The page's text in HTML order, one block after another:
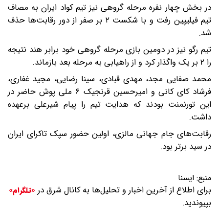
در بخش چهار نفره مرحله گروهی نیز تیم کواد ایران به مصاف
تیم فیلیپین رفت و با شکست ۲ بر صفر از دور رقابت‌ها حذف
شد.
تیم رگو نیز در دومین بازی مرحله گروهی خود برابر هند نتیجه
را ۲ بر یک واگذار کرد و از راهیابی به مرحله بعد بازماند.
محمد صفایی مجد، مهدی قبادی، سینا رضایی، مجید غفاری،
فرشاد کای کانی و امیرحسین قرنجیک ۶ ملی پوش حاضر در
این تورنمنت بودند که هدایت تیم را پیام شیرعلی برعهده
داشت.
رقابت‌های جام جهانی مالزی، اولین حضور سپک تاکرای ایران
در سید برتر بود.
منبع: ایسنا
برای اطلاع از آخرین اخبار و تحلیل‌ها به کانال شرق در «تلگرام»
بپیوندید.